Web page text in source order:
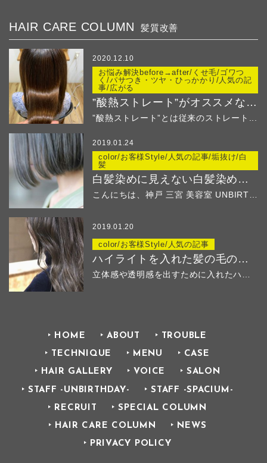
HAIR CARE COLUMN 髪質改善
2020.12.10
お悩み解決before→after/くせ毛/ゴワつ
く/パサつき・ツヤ・ひっかかり/人気の記
事/広がる
”酸熱ストレート”がオススメなのはこんな方！
”酸熱ストレート”とは従来のストレート...
2019.01.24
color/お客様Style/人気の記事/垢抜け/白
髪
白髪染めに見えない白髪染め ２
2019.01.20
color/お客様Style/人気の記事
ハイライトを入れた髪の毛のその後
HOME ABOUT TROUBLE
TECHNIQUE MENU CASE
HAIR GALLERY VOICE SALON
STAFF -UNBIRTHDAY- STAFF -SPACIUM-
RECRUIT SPECIAL COLUMN
HAIR CARE COLUMN NEWS
PRIVACY POLICY